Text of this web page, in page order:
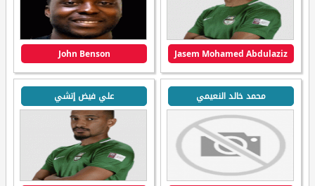
Jasem Mohamed Abdulaziz
John Benson
محمد خالد النعيمي علي فيض إتشي